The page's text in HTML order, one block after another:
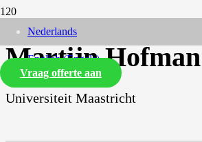
Nederlands
English(Engels)
Vraag offerte aan
Martijn Hofman
Universiteit Maastricht